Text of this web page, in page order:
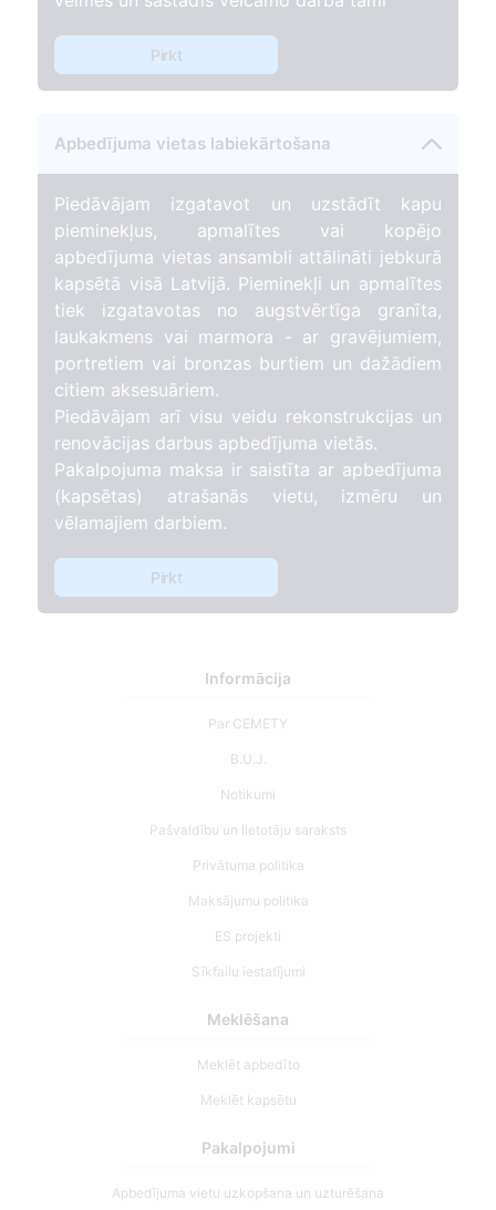
Pirkt
Apbedījuma vietas labiekārtošana
Piedāvājam izgatavot un uzstādīt kapu
pieminekļus, apmalītes vai kopējo
apbedījuma vietas ansambli attālināti jebkurā
kapsētā visā Latvijā. Pieminekļi un apmalītes
tiek izgatavotas no augstvērtīga granīta,
laukakmens vai marmora - ar gravējumiem,
portretiem vai bronzas burtiem un dažādiem
citiem aksesuāriem.
Piedāvājam arī visu veidu rekonstrukcijas un
renovācijas darbus apbedījuma vietās.
Pakalpojuma maksa ir saistīta ar apbedījuma
(kapsētas) atrašanās vietu, izmēru un
vēlamajiem darbiem.
Pirkt
Informācija
Par CEMETY
B.U.J.
Notikumi
Pašvaldību un lietotāju saraksts
Privātuma politika
Maksājumu politika
ES projekti
Sīkfailu iestatījumi
Meklēšana
Meklēt apbedīto
Meklēt kapsētu
Pakalpojumi
Apbedījuma vietu uzkopšana un uzturēšana